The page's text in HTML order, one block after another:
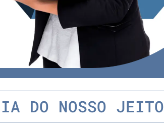
DO NOSSO JEITO